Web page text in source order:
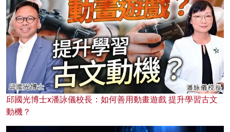
邱國光博士x潘詠儀校長：如何善用動畫遊戲 提升學習古文
動機？